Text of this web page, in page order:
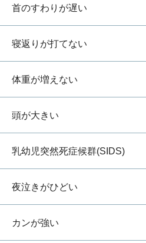
首のすわりが遅い
寝返りが打てない
体重が増えない
頭が大きい
乳幼児突然死症候群(SIDS)
夜泣きがひどい
カンが強い